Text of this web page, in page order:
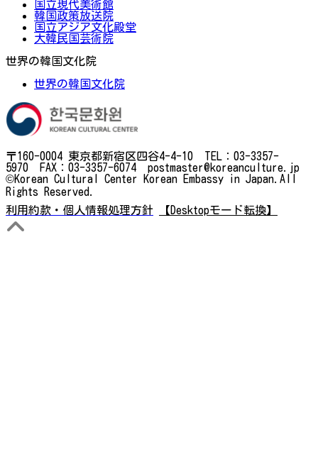
国立現代美術館
韓国政策放送院
国立アジア文化殿堂
大韓民国芸術院
世界の韓国文化院
世界の韓国文化院
〒160-0004 東京都新宿区四谷4-4-10 TEL：03-3357-
5970 FAX：03-3357-6074 postmaster@koreanculture.jp
©Korean Cultural Center Korean Embassy in Japan.All
Rights Reserved.
利用約款・個人情報処理方針
【Desktopモード転換】